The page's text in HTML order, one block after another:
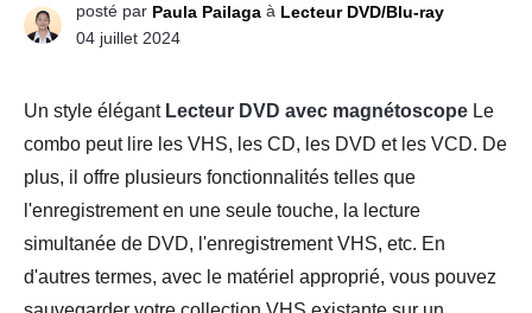
posté par Paula Pailaga à Lecteur DVD/Blu-ray
04 juillet 2024
Un style élégant Lecteur DVD avec magnétoscope Le
combo peut lire les VHS, les CD, les DVD et les VCD. De
plus, il offre plusieurs fonctionnalités telles que
l'enregistrement en une seule touche, la lecture
simultanée de DVD, l'enregistrement VHS, etc. En
d'autres termes, avec le matériel approprié, vous pouvez